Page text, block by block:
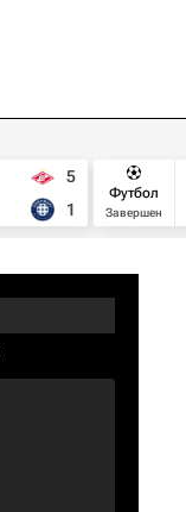
5
1
Футбол
Завершен